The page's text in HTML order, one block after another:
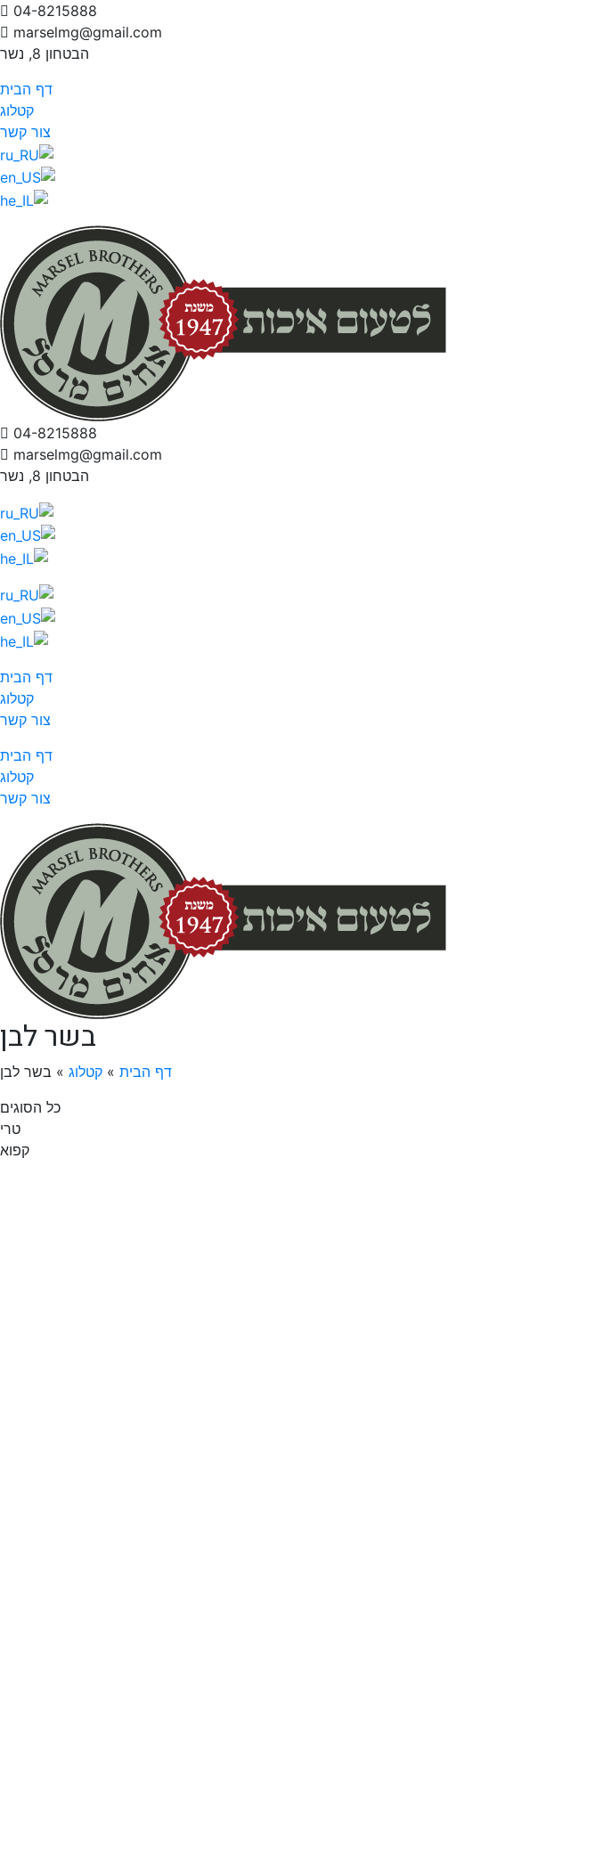
04-8215888
marselmg@gmail.com
הבטחון 8, נשר
דף הבית
קטלוג
צור קשר
04-8215888
marselmg@gmail.com
הבטחון 8, נשר
דף הבית
קטלוג
צור קשר
דף הבית
קטלוג
צור קשר
בשר לבן
דף הבית » קטלוג » בשר לבן
כל הסוגים
טרי
קפוא